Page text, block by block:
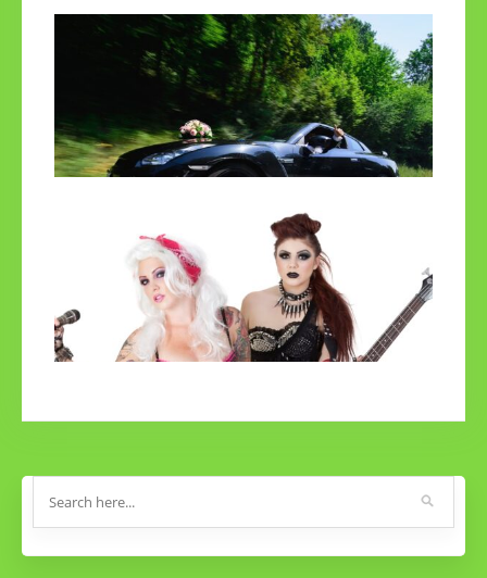
Wypożyczalnia samochodów sportowych – 3
okazje, kiedy warto skorzystać z jej oferty
Kupowanie Gitary Elektrycznej